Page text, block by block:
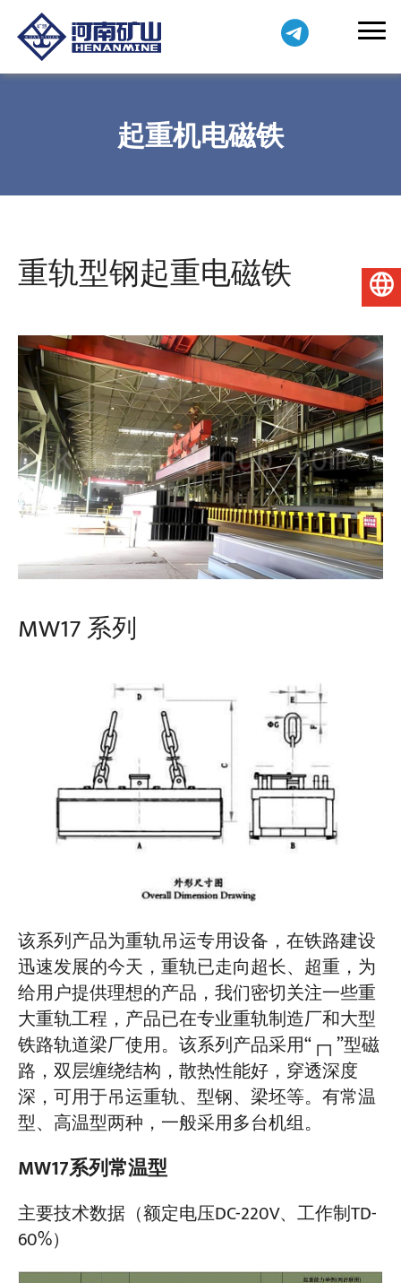
关于我们
联系我们
起重机电磁铁
重轨型钢起重电磁铁
MW17 系列
该系列产品为重轨吊运专用设备，在铁路建设
迅速发展的今天，重轨已走向超长、超重，为
给用户提供理想的产品，我们密切关注一些重
大重轨工程，产品已在专业重轨制造厂和大型
铁路轨道梁厂使用。该系列产品采用“┌┐”型磁
路，双层缠绕结构，散热性能好，穿透深度
深，可用于吊运重轨、型钢、梁坯等。有常温
型、高温型两种，一般采用多台机组。
MW17系列常温型
主要技术数据（额定电压DC-220V、工作制TD-
60%）
简体中文